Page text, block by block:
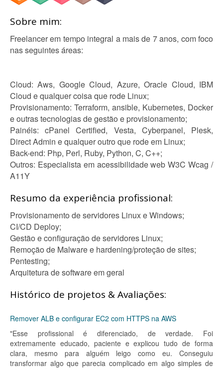
Sobre mim:
Freelancer em tempo integral a mais de 7 anos, com foco
nas seguintes áreas:
Cloud: Aws, Google Cloud, Azure, Oracle Cloud, IBM
Cloud e qualquer coisa que rode Linux;
Provisionamento: Terraform, ansible, Kubernetes, Docker
e outras tecnologias de gestão e provisionamento;
Painéis: cPanel Certified, Vesta, Cyberpanel, Plesk,
Direct Admin e qualquer outro que rode em Linux;
Back-end: Php, Perl, Ruby, Python, C, C++;
Outros: Especialista em acessibilidade web W3C Wcag /
A11Y
Resumo da experiência profissional:
Provisionamento de servidores Linux e Windows;
CI/CD Deploy;
Gestão e configuração de servidores Linux;
Remoção de Malware e hardening/proteção de sites;
Pentesting;
Arquitetura de software em geral
Histórico de projetos & Avaliações:
Remover ALB e configurar EC2 com HTTPS na AWS
"Esse profissional é diferenciado, de verdade. Foi
extremamente educado, paciente e explicou tudo de forma
clara, mesmo para alguém leigo como eu. Conseguiu
transformar algo que parecia complicado em algo simples de